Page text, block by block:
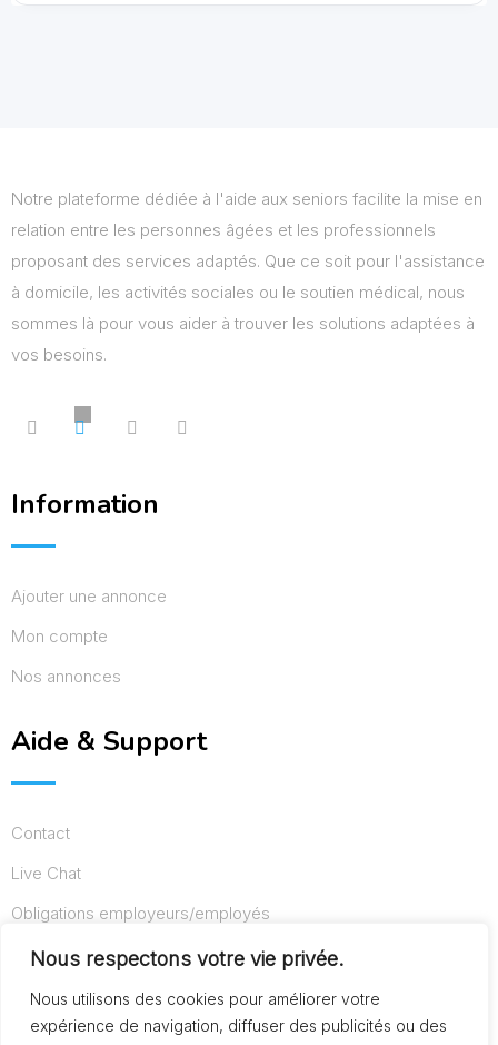
Nous respectons votre vie privée.
Nous utilisons des cookies pour améliorer votre
expérience de navigation, diffuser des publicités ou des
Notre plateforme dédiée à l'aide aux seniors facilite la mise en
relation entre les personnes âgées et les professionnels
proposant des services adaptés. Que ce soit pour l'assistance
à domicile, les activités sociales ou le soutien médical, nous
sommes là pour vous aider à trouver les solutions adaptées à
vos besoins.
Information
Ajouter une annonce
Mon compte
Nos annonces
Aide & Support
Contact
Live Chat
Obligations employeurs/employés
Conditions d’utilisation
Mentions légales